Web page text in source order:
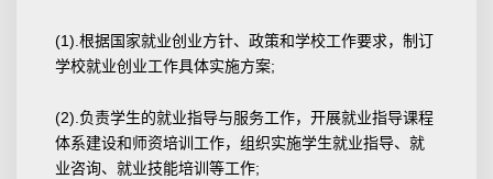
(1).根据国家就业创业方针、政策和学校工作要求，制订
学校就业创业工作具体实施方案;
(2).负责学生的就业指导与服务工作，开展就业指导课程
体系建设和师资培训工作，组织实施学生就业指导、就
业咨询、就业技能培训等工作;